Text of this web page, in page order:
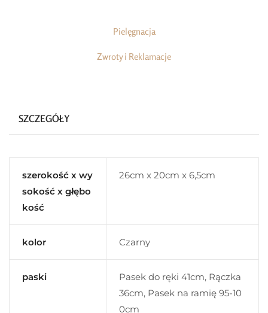
Pielęgnacja
Zwroty i Reklamacje
SZCZEGÓŁY
szerokość x wy
sokość x głębo
kość
26cm x 20cm x 6,5cm
kolor Czarny
paski
Pasek do ręki 41cm, Rączka
36cm, Pasek na ramię 95-10
0cm